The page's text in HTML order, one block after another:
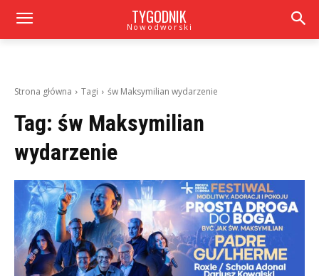
TYGODNIK
Nowodworski
Strona główna Tagi św Maksymilian wydarzenie
Tag: św Maksymilian
wydarzenie